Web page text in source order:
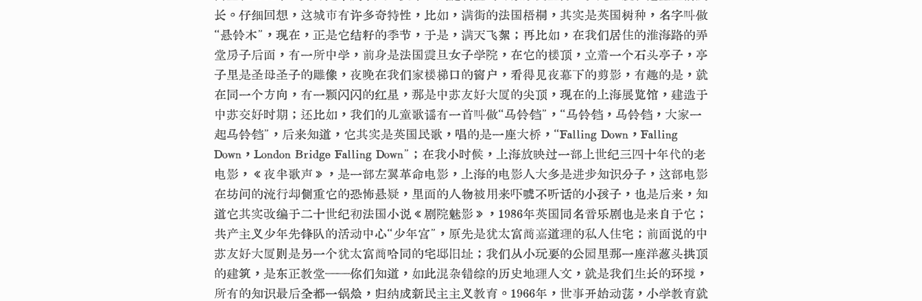
长。仔细回想，这城市有许多奇特性，比如，满街的法国梧桐，其实是英国树种，名字叫做
“悬铃木”，现在，正是它结籽的季节，于是，满天飞絮；再比如，在我们居住的淮海路的弄
堂房子后面，有一所中学，前身是法国震旦女子学院，在它的楼顶，立着一个石头亭子，亭
子里是圣母圣子的雕像，夜晚在我们家楼梯口的窗户，看得见夜幕下的剪影，有趣的是，就
在同一个方向，有一颗闪闪的红星，那是中苏友好大厦的尖顶，现在的上海展览馆，建造于
中苏交好时期；还比如，我们的儿童歌谣有一首叫做“马铃铛”，“马铃铛，马铃铛，大家一
起马铃铛”，后来知道，它其实是英国民歌，唱的是一座大桥，“Falling Down，Falling
Down，London Bridge Falling Down”；在我小时候，上海放映过一部上世纪三四十年代的老
电影，《夜半歌声》，是一部左翼革命电影，上海的电影人大多是进步知识分子，这部电影
在坊间的流行却侧重它的恐怖悬疑，里面的人物被用来吓唬不听话的小孩子，也是后来，知
道它其实改编于二十世纪初法国小说《剧院魅影》，1986年英国同名音乐剧也是来自于它；
共产主义少年先锋队的活动中心“少年宫”，原先是犹太富商嘉道理的私人住宅；前面说的中
苏友好大厦则是另一个犹太富商哈同的宅邸旧址；我们从小玩耍的公园里那一座洋葱头拱顶
的建筑，是东正教堂——你们知道，如此混杂错综的历史地理人文，就是我们生长的环境，
所有的知识最后全都一锅烩，归纳成新民主主义教育。1966年，世事开始动荡，小学教育就